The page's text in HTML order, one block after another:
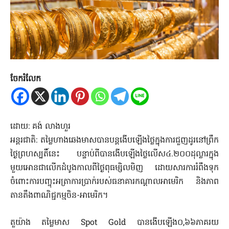
ចែករំលែក
ដោយ: គង់ លាងហួរ
អន្តរជាតិ: តម្លៃហាងឆេងមាសបានបន្តងើបឡើងថ្លៃក្នុងការជួញដូរនៅព្រឹក
ថ្ងៃព្រហស្បតិ៍នេះ បន្ទាប់ពីបានងើបឡើងថ្លៃលើស៤.២០០ដុល្លារក្នុង
មួយអោនជាលើកដំបូងកាលពីថ្ងៃពុធម្សិលមិញ ដោយសារការរំពឹងទុក
ចំពោះការបញ្ចុះអត្រាការប្រាក់របស់ធនាគារកណ្តាលអាមេរិក និងភាព
តានតឹងពាណិជ្ជកម្មចិន-អាមេរិក។
តួយ៉ាង តម្លៃមាស Spot Gold បានងើបឡើង០,៦៦ភាគរយ